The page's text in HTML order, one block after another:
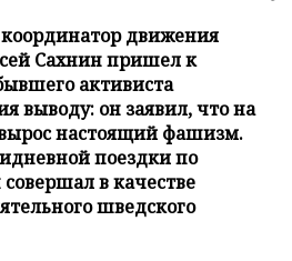
движения
Сахнин пришел к
активиста
выводу: он заявил, что на
настоящий фашизм.
поездки по
в качестве
шведского